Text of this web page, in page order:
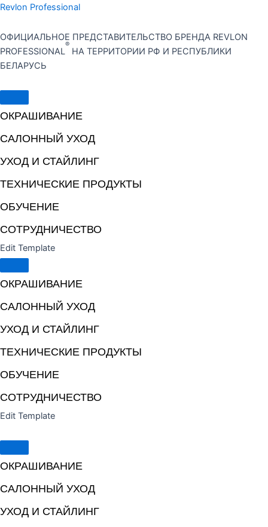
Перейти
содержимому
Revlon Professional
ОФИЦИАЛЬНОЕ ПРЕДСТАВИТЕЛЬСТВО БРЕНДА REVLON
PROFESSIONAL
®
НА ТЕРРИТОРИИ РФ И РЕСПУБЛИКИ
БЕЛАРУСЬ
ОКРАШИВАНИЕ
САЛОННЫЙ УХОД
УХОД И СТАЙЛИНГ
ТЕХНИЧЕСКИЕ ПРОДУКТЫ
ОБУЧЕНИЕ
СОТРУДНИЧЕСТВО
Edit Template
ОКРАШИВАНИЕ
САЛОННЫЙ УХОД
УХОД И СТАЙЛИНГ
ТЕХНИЧЕСКИЕ ПРОДУКТЫ
ОБУЧЕНИЕ
СОТРУДНИЧЕСТВО
Edit Template
ОКРАШИВАНИЕ
САЛОННЫЙ УХОД
УХОД И СТАЙЛИНГ